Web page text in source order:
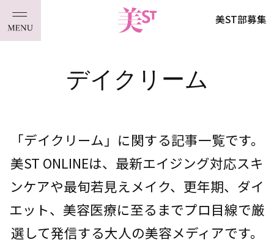
美ST部募集
デイクリーム
「デイクリーム」に関する記事一覧です。
美ST ONLINEは、最新エイジング対応スキ
ンケアや最旬若見えメイク、更年期、ダイ
エット、美容医療に至るまでプロ目線で厳
選して発信する大人の美容メディアです。